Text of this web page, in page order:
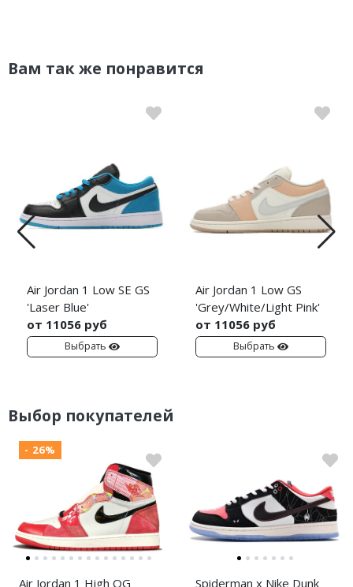
Вам так же понравится
Air Jordan 1 Low SE GS
'Laser Blue'
от 11056 руб
Выбрать
Air Jordan 1 Low GS
'Grey/White/Light Pink'
от 11056 руб
Выбрать
Выбор покупателей
- 26%
Air Jordan 1 High OG Spiderman x Nike Dunk